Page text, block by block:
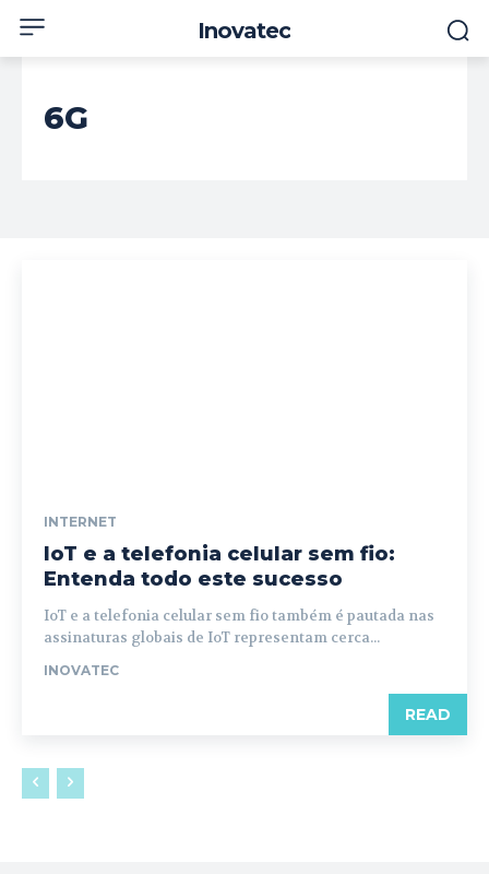
Inovatec
6G
INTERNET
IoT e a telefonia celular sem fio:
Entenda todo este sucesso
IoT e a telefonia celular sem fio também é pautada nas
assinaturas globais de IoT representam cerca...
INOVATEC
READ